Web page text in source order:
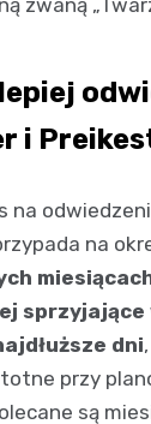
zwaną
i
na
na
sprzyjające
dni
przy
są